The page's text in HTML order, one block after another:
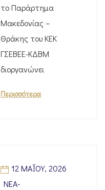
το Παράρτημα
Μακεδονίας –
Θράκης του ΚΕΚ
ΓΣΕΒΕΕ-ΚΔΒΜ
διοργανώνει
Περισσότερα
12 ΜΑΪ́ΟΥ, 2026
ΝΈΑ-